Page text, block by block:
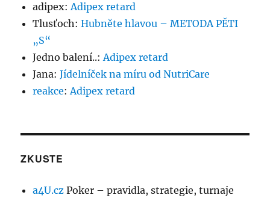
adipex:Adipex retard
Tlusťoch:Hubněte hlavou – METODA PĚTI
„S“
Jedno balení..:Adipex retard
Jana:Jídelníček na míru od NutriCare
reakce:Adipex retard
ZKUSTE
a4U.cz Poker – pravidla, strategie, turnaje